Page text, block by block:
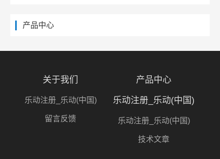
产品中心
关于我们
乐动注册_乐动(中国)
留言反馈
产品中心
乐动注册_乐动(中国)
乐动注册_乐动(中国)
技术文章